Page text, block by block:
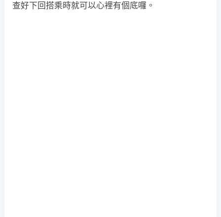
查好下回搭乘時就可以心裡有個底囉。